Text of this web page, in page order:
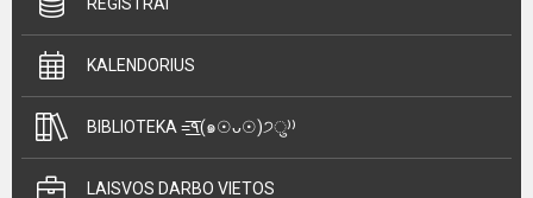
KALENDORIUS
BIBLIOTEKA =͟͟͞͞٩(๑☉ᴗ☉)੭ु⁾⁾
LAISVOS DARBO VIETOS